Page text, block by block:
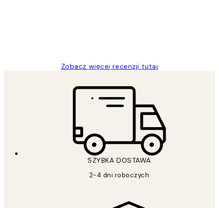
Zobacz więcej recenzji tutaj
SZYBKA DOSTAWA
2-4 dni roboczych